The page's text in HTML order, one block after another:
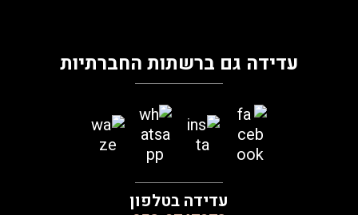
עדידה גם ברשתות החברתיות
עדידה בטלפון